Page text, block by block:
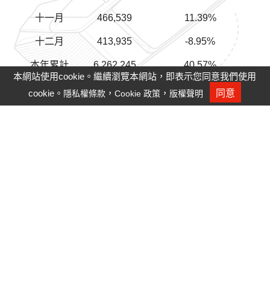
十一月 466,539 11.39%
十二月 413,935 -8.95%
本年累計 6,262,245 40.57%
*以上數字係內部結算，未經會計師查核。
人才招募
本網站使用cookie。繼續瀏覽本網站，即表示您同意我們使用
cookie。 隱私權條款 ，Cookie 政策 ， 版權聲明 同意